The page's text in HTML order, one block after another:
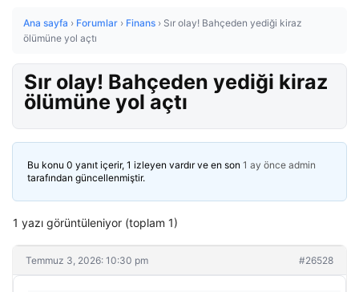
Ana sayfa › Forumlar › Finans › Sır olay! Bahçeden yediği kiraz
ölümüne yol açtı
Sır olay! Bahçeden yediği kiraz
ölümüne yol açtı
Bu konu 0 yanıt içerir, 1 izleyen vardır ve en son 1 ay önce admin
tarafından güncellenmiştir.
1 yazı görüntüleniyor (toplam 1)
Temmuz 3, 2026: 10:30 pm #26528